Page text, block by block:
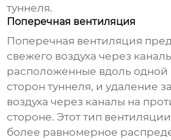
туннеля.
Поперечная вентиляция
Поперечная вентиляция
свежего воздуха через
расположенные вдоль одной
сторон туннеля, и удаление
воздуха через каналы на
стороне. Этот тип
более равномерное